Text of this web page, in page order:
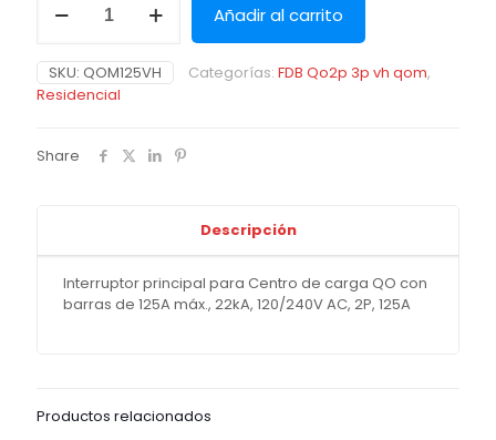
Añadir al carrito
SKU: QOM125VH Categorías: FDB Qo2p 3p vh qom,
Residencial
Share
Descripción
Interruptor principal para Centro de carga QO con
barras de 125A máx., 22kA, 120/240V AC, 2P, 125A
Productos relacionados